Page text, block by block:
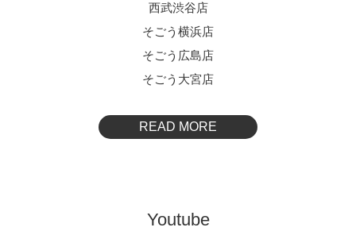
西武渋谷店
そごう横浜店
そごう広島店
そごう大宮店
READ MORE
Youtube